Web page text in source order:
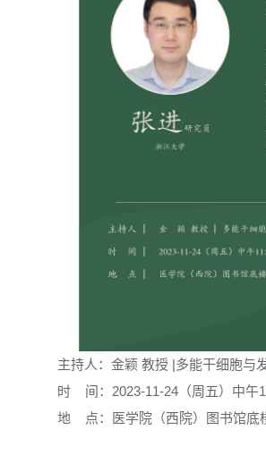
主持人：金颖 教授 |多能干细胞与
时 间：2023-11-24（周五）中午
地 点：医学院（西院）图书馆底